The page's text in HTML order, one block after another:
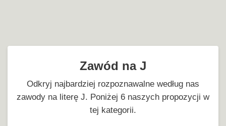
Zawód na J
Odkryj najbardziej rozpoznawalne według nas
zawody na literę J. Poniżej 6 naszych propozycji w
tej kategorii.